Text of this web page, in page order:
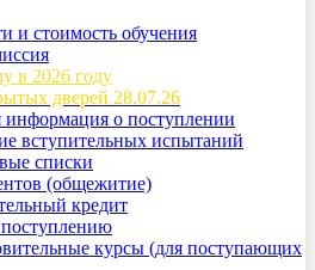
и стоимость обучения
в 2026 году
дверей 28.07.26
информация о поступлении
вступительных испытаний
списки
(общежитие)
кредит
курсы (для поступающих